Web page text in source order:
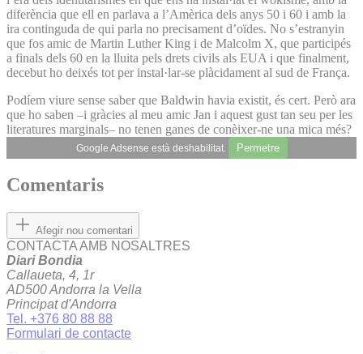
diferència que ell en parlava a l’Amèrica dels anys 50 i 60 i amb la
ira continguda de qui parla no precisament d’oïdes. No s’estranyin
que fos amic de Martin Luther King i de Malcolm X, que participés
a finals dels 60 en la lluita pels drets civils als EUA i que finalment,
decebut ho deixés tot per instal·lar-se plàcidament al sud de França.
Podíem viure sense saber que Baldwin havia existit, és cert. Però ara
que ho saben –i gràcies al meu amic Jan i aquest gust tan seu per les
literatures marginals– no tenen ganes de conèixer-ne una mica més?
Google Adsense està deshabilitat. Permetre
Comentaris
Afegir nou comentari
CONTACTA AMB NOSALTRES
Diari Bondia
Callaueta, 4, 1r
AD500 Andorra la Vella
Principat d'Andorra
Tel. +376 80 88 88
Formulari de contacte